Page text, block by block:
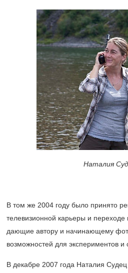
Наталия
В том же 2004 году было принято
телевизионной карьеры и переходе
дающие автору и начинающему
возможностей для экспериментов
В декабре 2007 года Наталия